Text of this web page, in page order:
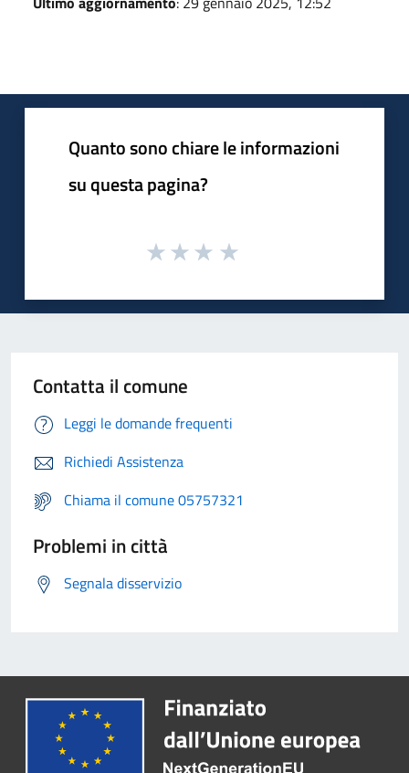
Quanto sono chiare le informazioni
su questa pagina?
Contatta il comune
Leggi le domande frequenti
Richiedi Assistenza
Chiama il comune 05757321
Problemi in città
Segnala disservizio